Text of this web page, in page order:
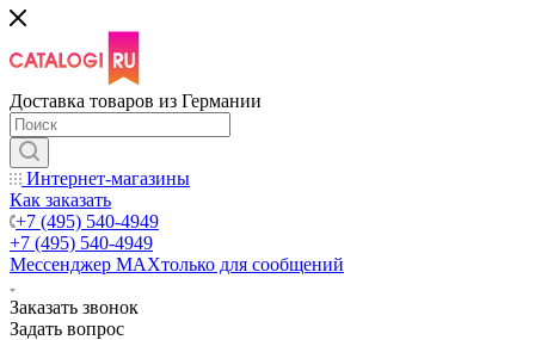
Доставка товаров из Германии
Интернет-магазины
Как заказать
+7 (495) 540-4949
+7 (495) 540-4949
Мессенджер МАХтолько для сообщений
Заказать звонок
Задать вопрос